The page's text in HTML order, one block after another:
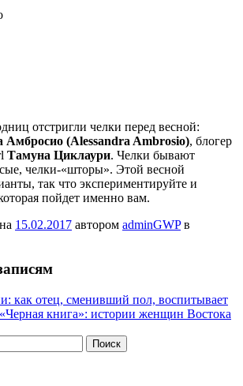
отстригли челки перед весной:
Амбросио (Alessandra Ambrosio), блогер
Тамуна Циклаури. Челки бывают
челки-«шторы». Этой весной
так что экспериментируйте и
пойдет именно вам.
15.02.2017 автором adminGWPв
как отец, сменивший пол, воспитывает
«Черная книга»: истории женщин Востока